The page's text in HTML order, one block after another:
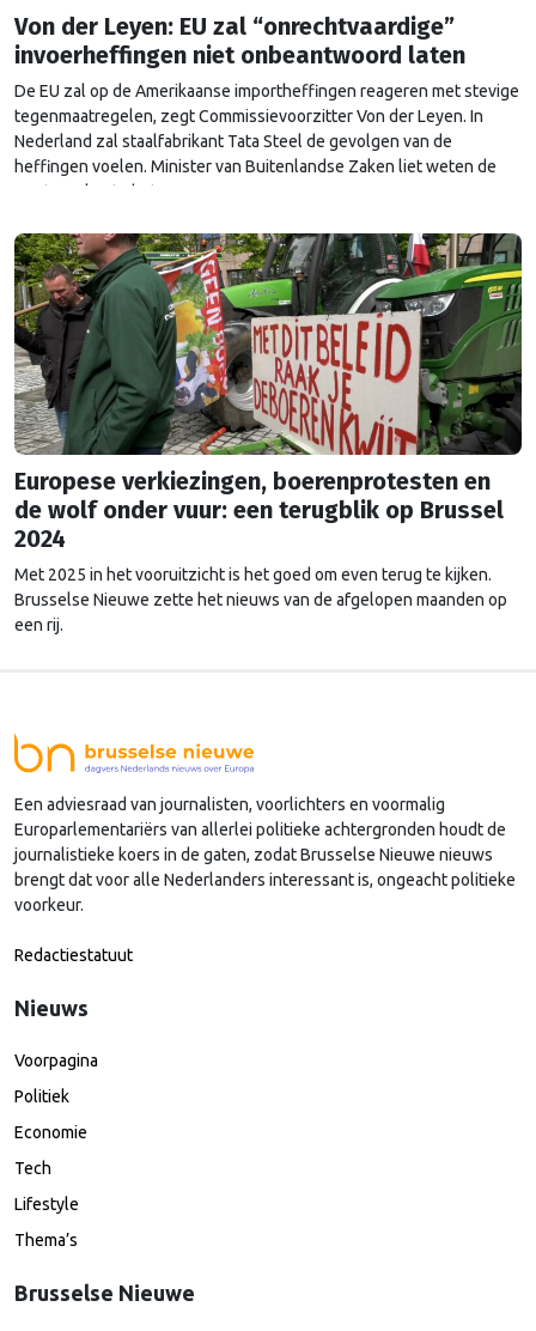
Von der Leyen: EU zal “onrechtvaardige”
invoerheffingen niet onbeantwoord laten
De EU zal op de Amerikaanse importheffingen reageren met stevige
tegenmaatregelen, zegt Commissievoorzitter Von der Leyen. In
Nederland zal staalfabrikant Tata Steel de gevolgen van de
heffingen voelen. Minister van Buitenlandse Zaken liet weten de
maatregelen te betreuren.
Europese verkiezingen, boerenprotesten en
de wolf onder vuur: een terugblik op Brussel
2024
Met 2025 in het vooruitzicht is het goed om even terug te kijken.
Brusselse Nieuwe zette het nieuws van de afgelopen maanden op
een rij.
Een adviesraad van journalisten, voorlichters en voormalig
Europarlementariërs van allerlei politieke achtergronden houdt de
journalistieke koers in de gaten, zodat Brusselse Nieuwe nieuws
brengt dat voor alle Nederlanders interessant is, ongeacht politieke
voorkeur.
Redactiestatuut
Nieuws
Voorpagina
Politiek
Economie
Tech
Lifestyle
Thema’s
Brusselse Nieuwe